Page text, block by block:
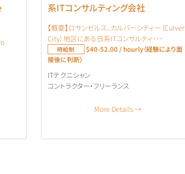
系ITコンサルティング会社
【概要】ロサンゼルス、カルバーシティー（Culver
City）地区にある日系ITコンサルティ･･･
時給制
$40-52.00 / hourly（経験により面
接後に判断）
ITテクニシャン
コントラクター・フリーランス
More Details